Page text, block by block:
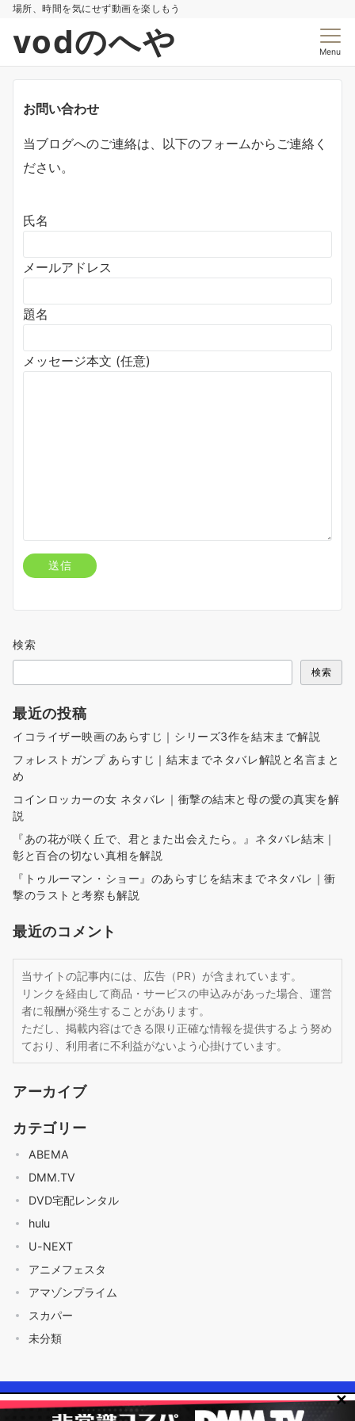
場所、時間を気にせず動画を楽しもう
vodのへや Menu
お問い合わせ
当ブログへのご連絡は、以下のフォームからご連絡く
ださい。
氏名
メールアドレス
題名
メッセージ本文 (任意)
検索
検索
最近の投稿
イコライザー映画のあらすじ｜シリーズ3作を結末まで解説
フォレストガンプ あらすじ｜結末までネタバレ解説と名言まと
め
コインロッカーの女 ネタバレ｜衝撃の結末と母の愛の真実を解
説
『あの花が咲く丘で、君とまた出会えたら。』ネタバレ結末｜
彰と百合の切ない真相を解説
『トゥルーマン・ショー』のあらすじを結末までネタバレ｜衝
撃のラストと考察も解説
最近のコメント
当サイトの記事内には、広告（PR）が含まれています。
リンクを経由して商品・サービスの申込みがあった場合、運営
者に報酬が発生することがあります。
ただし、掲載内容はできる限り正確な情報を提供するよう努め
ており、利用者に不利益がないよう心掛けています。
アーカイブ
カテゴリー
ABEMA
DMM.TV
DVD宅配レンタル
hulu
U-NEXT
アニメフェスタ
アマゾンプライム
スカパー
未分類
✕